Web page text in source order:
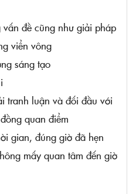
đề cũng như giải pháp
viển vông
sáng tạo
tranh luận và đối đầu với
quan điểm
gian, đúng giờ đã hẹn
mấy quan tâm đến giờ